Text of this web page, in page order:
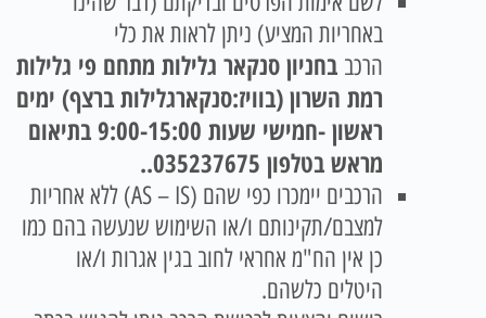
באחריות המציע) ניתן לראות את כלי
הרכב בחניון סנקאר גלילות מתחם פי גלילות
רמת השרון (בוויז:סנקארגלילות ברצף) ימים
ראשון -חמישי שעות 9:00-15:00 בתיאום
מראש בטלפון 035237675.
.
הרכבים יימכרו כפי שהם (AS – IS) ללא אחריות
למצבם/תקינותם ו/או השימוש שנעשה בהם כמו
כן אין הח"מ אחראי לחוב בגין אגרות ו/או
היטלים כלשהם.